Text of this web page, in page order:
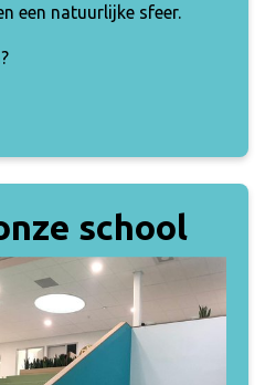
een natuurlijke sfeer.
school